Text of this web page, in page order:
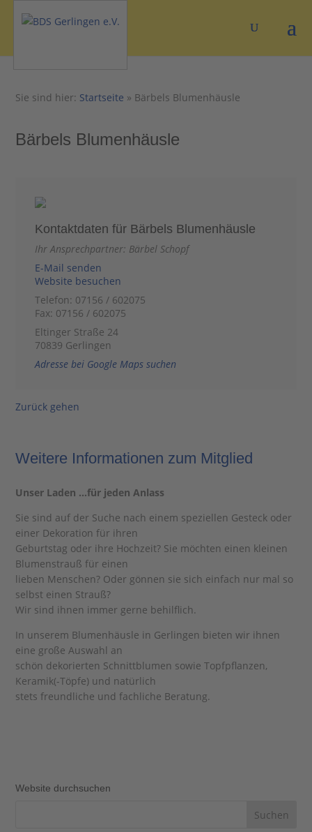
Sie sind hier: Startseite » Bärbels Blumenhäusle
Bärbels Blumenhäusle
Kontaktdaten für Bärbels Blumenhäusle
Ihr Ansprechpartner: Bärbel Schopf
E-Mail senden
Website besuchen
Telefon: 07156 / 602075
Fax: 07156 / 602075
Eltinger Straße 24
70839 Gerlingen
Adresse bei Google Maps suchen
Zurück gehen
Weitere Informationen zum Mitglied
Unser Laden …für jeden Anlass
Sie sind auf der Suche nach einem speziellen Gesteck oder
einer Dekoration für ihren
Geburtstag oder ihre Hochzeit? Sie möchten einen kleinen
Blumenstrauß für einen
lieben Menschen? Oder gönnen sie sich einfach nur mal so
selbst einen Strauß?
Wir sind ihnen immer gerne behilflich.
In unserem Blumenhäusle in Gerlingen bieten wir ihnen
eine große Auswahl an
schön dekorierten Schnittblumen sowie Topfpflanzen,
Keramik(-Töpfe) und natürlich
stets freundliche und fachliche Beratung.
Website durchsuchen